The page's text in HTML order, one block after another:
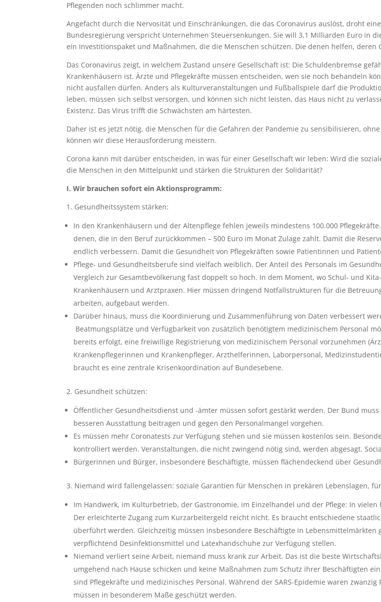
Pflegenden noch schlimmer macht.
Angefacht durch die Nervosität und Einschränkungen, die das Coronavirus auslöst, droht
Bundesregierung verspricht Unternehmen Steuersenkungen. Sie will 3,1 Milliarden Euro in
ein Investitionspaket und Maßnahmen, die die Menschen schützen. Die denen helfen,
Das Coronavirus zeigt, in welchem Zustand unsere Gesellschaft ist: Die Schuldenbremse
Krankenhäusern ist. Ärzte und Pflegekräfte müssen entscheiden, wen sie noch behandeln
nicht ausfallen dürfen. Anders als Kulturveranstaltungen und Fußballspiele darf die
leben, müssen sich selbst versorgen, und können sich nicht leisten, das Haus nicht zu
Existenz. Das Virus trifft die Schwächsten am härtesten.
Daher ist es jetzt nötig, die Menschen für die Gefahren der Pandemie zu sensibilisieren,
können wir diese Herausforderung meistern.
Corona kann mit darüber entscheiden, in was für einer Gesellschaft wir leben: Wird die
die Menschen in den Mittelpunkt und stärken die Strukturen der Solidarität?
I. Wir brauchen sofort ein Aktionsprogramm:
1. Gesundheitssystem stärken:
In den Krankenhäusern und der Altenpflege fehlen jeweils mindestens 100.000
denen, die in den Beruf zurückkommen – 500 Euro im Monat Zulage zahlt. Damit die
endlich verbessern. Damit die Gesundheit von Pflegekräften sowie Patientinnen und
Pflege- und Gesundheitsberufe sind vielfach weiblich. Der Anteil des Personals im
Vergleich zur Gesamtbevölkerung fast doppelt so hoch. In dem Moment, wo Schul- und
Krankenhäusern und Arztpraxen. Hier müssen dringend Notfallstrukturen für die
arbeiten, aufgebaut werden.
Darüber hinaus, muss die Koordinierung und Zusammenführung von Daten verbessert
Beatmungsplätze und Verfügbarkeit von zusätzlich benötigtem medizinischem Personal
bereits erfolgt, eine freiwillige Registrierung von medizinischem Personal vorzunehmen
Krankenpflegerinnen und Krankenpfleger, Arzthelferinnen, Laborpersonal,
braucht es eine zentrale Krisenkoordination auf Bundesebene.
2. Gesundheit schützen:
Öffentlicher Gesundheitsdienst und -ämter müssen sofort gestärkt werden. Der Bund
besseren Ausstattung beitragen und gegen den Personalmangel vorgehen.
Es müssen mehr Coronatests zur Verfügung stehen und sie müssen kostenlos sein.
kontrolliert werden. Veranstaltungen, die nicht zwingend nötig sind, werden abgesagt.
Bürgerinnen und Bürger, insbesondere Beschäftigte, müssen flächendeckend über
3. Niemand wird fallengelassen: soziale Garantien für Menschen in prekären Lebenslagen,
Im Handwerk, im Kulturbetrieb, der Gastronomie, im Einzelhandel und der Pflege: In
Der erleichterte Zugang zum Kurzarbeitergeld reicht nicht. Es braucht entschiedene
überführt werden. Gleichzeitig müssen insbesondere Beschäftigte in
verpflichtend Desinfektionsmittel und Latexhandschuhe zur Verfügung stellen.
Niemand verliert seine Arbeit, niemand muss krank zur Arbeit. Das ist die beste
umgehend nach Hause schicken und keine Maßnahmen zum Schutz ihrer Beschäftigten
sind Pflegekräfte und medizinisches Personal. Während der SARS-Epidemie waren
müssen in besonderem Maße geschützt werden.